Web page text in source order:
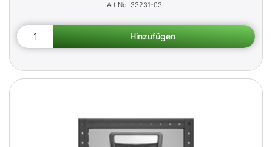
33231-03L